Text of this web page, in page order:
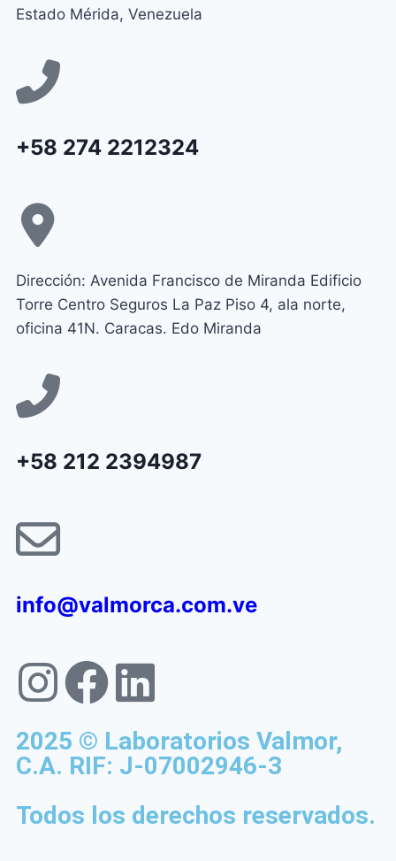
Estado Mérida, Venezuela
+58 274 2212324
Dirección: Avenida Francisco de Miranda Edificio
Torre Centro Seguros La Paz Piso 4, ala norte,
oficina 41N. Caracas. Edo Miranda
+58 212 2394987
info@valmorca.com.ve
2025 © Laboratorios Valmor,
C.A. RIF: J-07002946-3
Todos los derechos reservados.